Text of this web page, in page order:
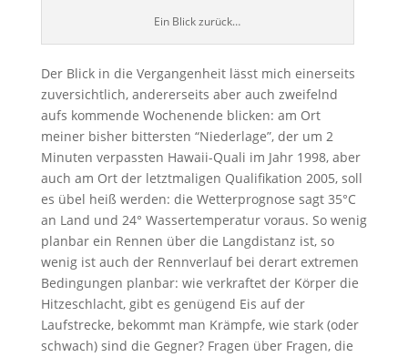
Ein Blick zurück…
Der Blick in die Vergangenheit lässt mich einerseits
zuversichtlich, andererseits aber auch zweifelnd
aufs kommende Wochenende blicken: am Ort
meiner bisher bittersten “Niederlage”, der um 2
Minuten verpassten Hawaii-Quali im Jahr 1998, aber
auch am Ort der letztmaligen Qualifikation 2005, soll
es übel heiß werden: die Wetterprognose sagt 35°C
an Land und 24° Wassertemperatur voraus. So wenig
planbar ein Rennen über die Langdistanz ist, so
wenig ist auch der Rennverlauf bei derart extremen
Bedingungen planbar: wie verkraftet der Körper die
Hitzeschlacht, gibt es genügend Eis auf der
Laufstrecke, bekommt man Krämpfe, wie stark (oder
schwach) sind die Gegner? Fragen über Fragen, die